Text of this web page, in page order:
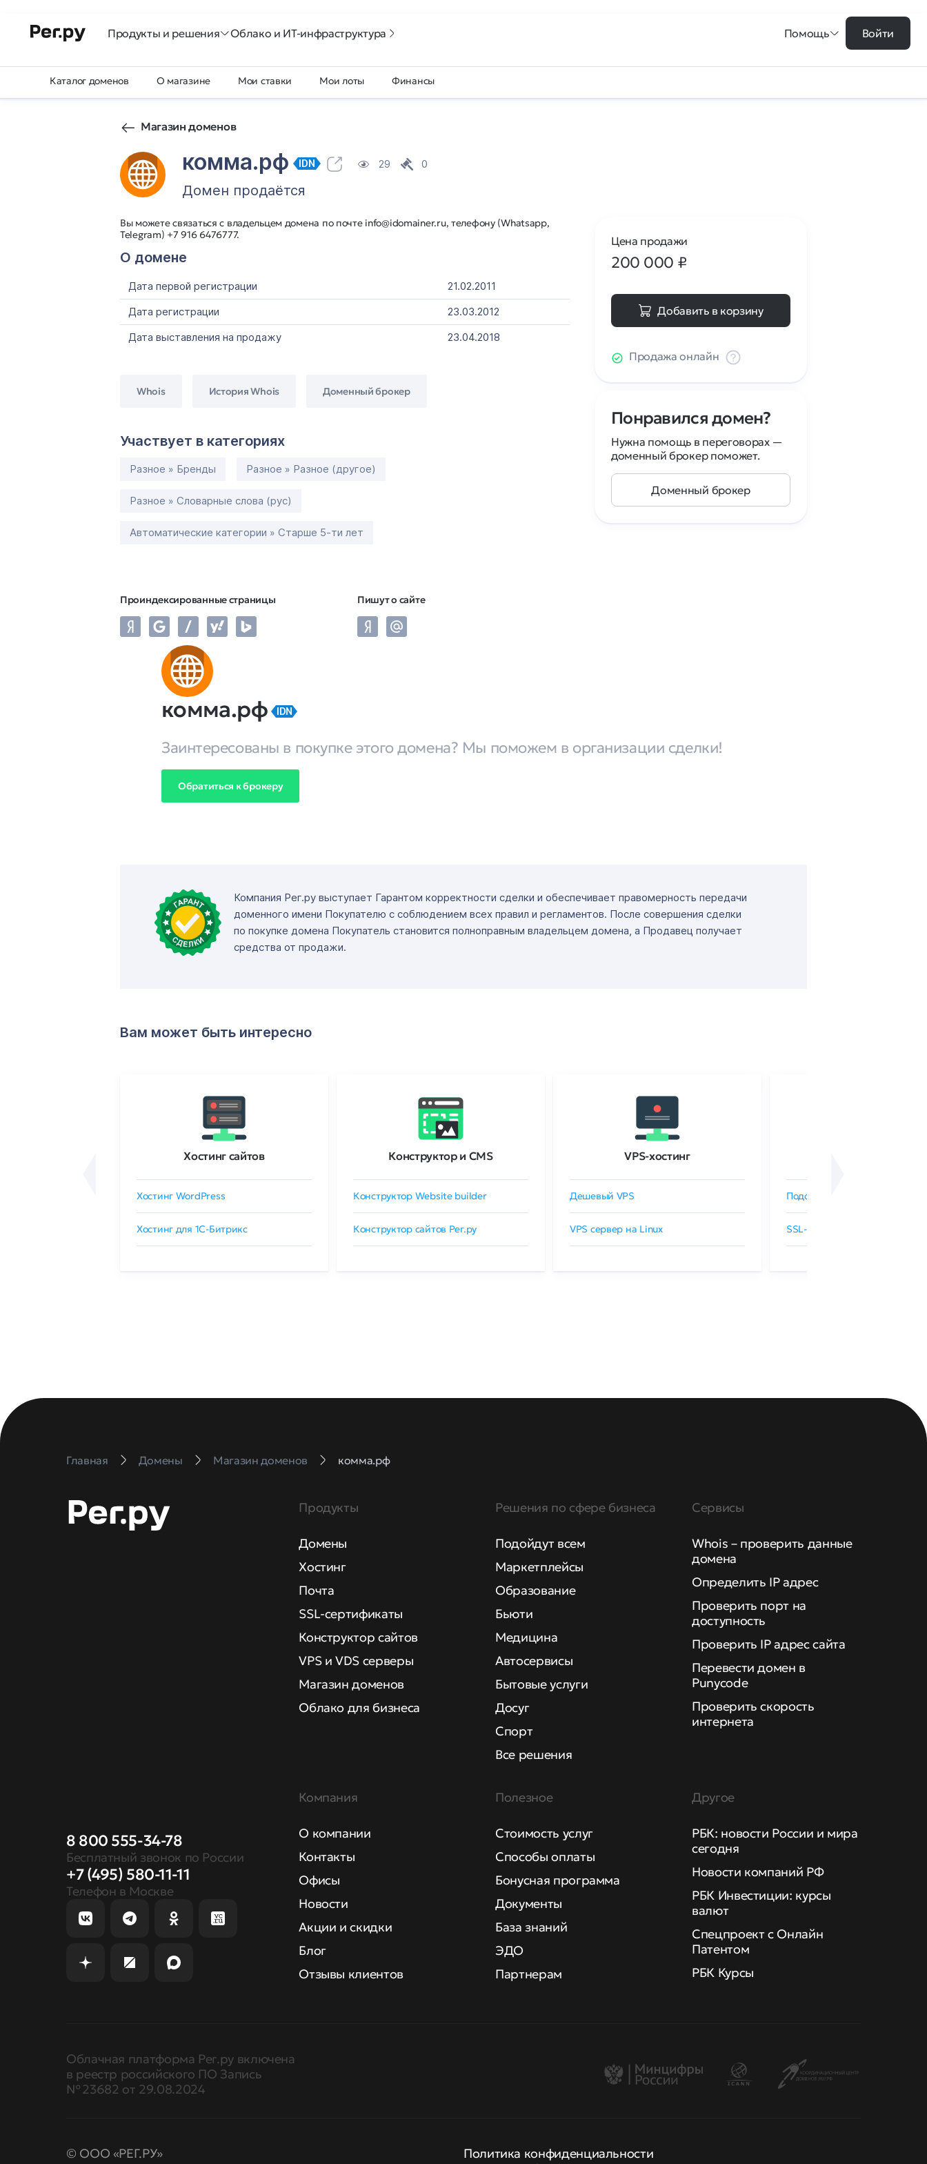
Продукты и решения Облако и ИТ-инфраструктура Помощь Войти
Каталог доменов О магазине Мои ставки Мои лоты Финансы
Магазин доменов
комма.рф IDN 29 0
Домен продаётся
Вы можете связаться с владельцем домена по почте info@idomainer.ru, телефону (Whatsapp,
Telegram) +7 916 6476777.
О домене
Дата первой регистрации
21.02.2011
Дата регистрации
23.03.2012
Дата выставления на продажу
23.04.2018
Whois История Whois Доменный брокер
Участвует в категориях
Разное » Бренды Разное » Разное (другое)
Разное » Словарные слова (рус)
Автоматические категории » Старше 5-ти лет
Проиндексированные страницы Пишут о сайте
Цена продажи
200 000 ₽
Добавить в корзину
Продажа онлайн
Понравился домен?
Нужна помощь в переговорах —
доменный брокер поможет.
Доменный брокер
комма.рф IDN
Заинтересованы в покупке этого домена? Мы поможем в организации сделки!
Обратиться к брокеру
Компания Рег.ру выступает Гарантом корректности сделки и обеспечивает правомерность передачи
доменного имени Покупателю с соблюдением всех правил и регламентов. После совершения сделки
по покупке домена Покупатель становится полноправным владельцем домена, а Продавец получает
средства от продажи.
Вам может быть интересно
Хостинг сайтов
Хостинг WordPress
Хостинг для 1C-Битрикс
Конструктор и CMS
Конструктор Website builder
Конструктор сайтов Рег.ру
VPS-хостинг
Дешевый VPS
VPS сервер на Linux
Подобрать SSL-сертификат
SSL-сертификаты GlobalSign
Главная Домены Магазин доменов комма.рф
8 800 555-34-78
Бесплатный звонок по России
+7 (495) 580-11-11
Телефон в Москве
Продукты
Домены
Хостинг
Почта
SSL-сертификаты
Конструктор сайтов
VPS и VDS серверы
Магазин доменов
Облако для бизнеса
Решения по сфере бизнеса
Подойдут всем
Маркетплейсы
Образование
Бьюти
Медицина
Автосервисы
Бытовые услуги
Досуг
Спорт
Все решения
Сервисы
Whois – проверить данные
домена
Определить IP адрес
Проверить порт на
доступность
Проверить IP адрес сайта
Перевести домен в
Punycode
Проверить скорость
интернета
Компания
О компании
Контакты
Офисы
Новости
Акции и скидки
Блог
Отзывы клиентов
Полезное
Стоимость услуг
Способы оплаты
Бонусная программа
Документы
База знаний
ЭДО
Партнерам
Другое
РБК: новости России и мира
сегодня
Новости компаний РФ
РБК Инвестиции: курсы
валют
Спецпроект с Онлайн
Патентом
РБК Курсы
Облачная платформа Рег.ру включена
в реестр российского ПО Запись
№ 23682 от 29.08.2024
© ООО «РЕГ.РУ»
Политика конфиденциальности